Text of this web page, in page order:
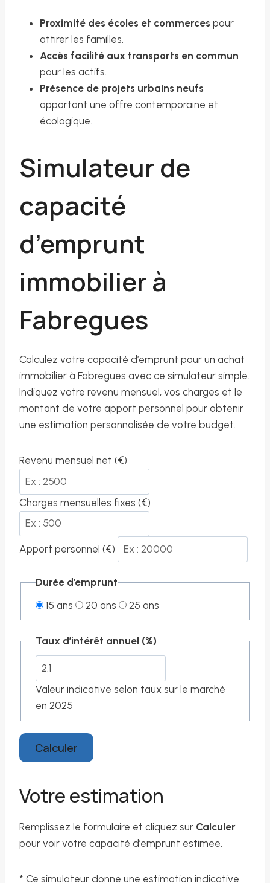
Proximité des écoles et commerces pour
attirer les familles.
Accès facilité aux transports en commun
pour les actifs.
Présence de projets urbains neufs
apportant une offre contemporaine et
écologique.
Simulateur de
capacité
d’emprunt
immobilier à
Fabregues
Calculez votre capacité d’emprunt pour un achat
immobilier à Fabregues avec ce simulateur simple.
Indiquez votre revenu mensuel, vos charges et le
montant de votre apport personnel pour obtenir
une estimation personnalisée de votre budget.
Revenu mensuel net (€)
Charges mensuelles fixes (€)
Apport personnel (€)
Durée d’emprunt
15 ans
20 ans 25 ans
Taux d’intérêt annuel (%)
Valeur indicative selon taux sur le marché
en 2025
Calculer
Votre estimation
Remplissez le formulaire et cliquez sur Calculer
pour voir votre capacité d’emprunt estimée.
* Ce simulateur donne une estimation indicative.